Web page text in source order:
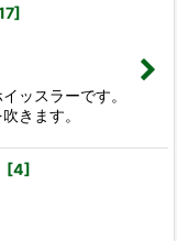
]
ッスラーです。
きます。
[4]